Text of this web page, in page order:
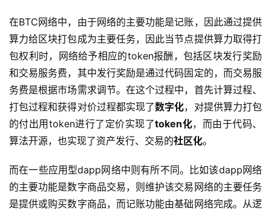
在BTC网络中，由于网络的主要功能是记账，因此通过提供
算力给区块打包成为主要任务，因此当节点提供算力取得打
包权利时，网络给予相应的token报酬，包括区块发行奖励
和交易服务费，其中发行奖励是通过代码固定的，而交易服
务费是根据市场需求调节。在这个过程中，首先计算过程、
打包过程和获得对价过程都实现了数字化，对提供算力打包
的付出用token进行了定价实现了token化，而由于代码、
算法开源，也实现了资产发行、交易的社区化。
而在一些应用型dapp网络中则有所不同。比如该dapp网络
的主要功能是数字商品交易，则维护该交易网络的主要任务
是提供或购买数字商品，而记账功能由基础网络完成。从逻